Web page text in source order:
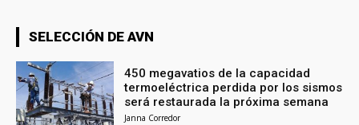
SELECCIÓN DE AVN
450 megavatios de la capacidad
termoeléctrica perdida por los sismos
será restaurada la próxima semana
Janna Corredor